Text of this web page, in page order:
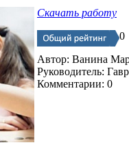
Скачать работу
0
Автор: Ванина
Руководитель:
Комментарии: 0